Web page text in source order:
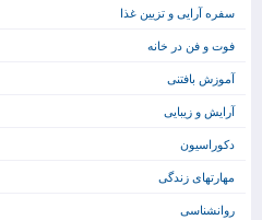
سفره آرایی و تزیین غذا
فوت و فن در خانه
آموزش بافتنی
آرایش و زیبایی
دکوراسیون
مهارتهای زندگی
روانشناسی